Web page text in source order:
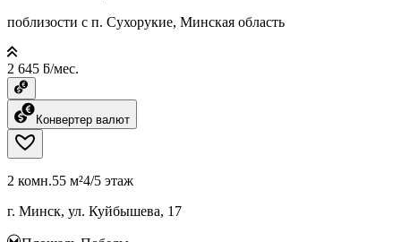
поблизости с п. Сухорукие, Минская область
2 645 ƃ/мес.
Конвертер валют
2 комн.55 м²4/5 этаж
г. Минск, ул. Куйбышева, 17